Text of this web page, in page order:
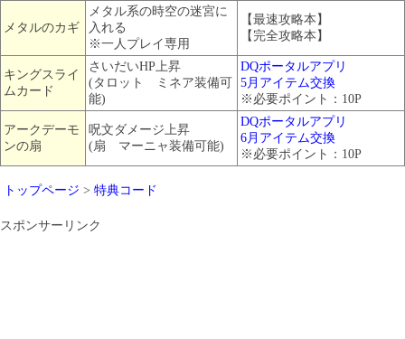
メタルのカギ
メタル系の時空の迷宮に
入れる
※一人プレイ専用
【最速攻略本】
【完全攻略本】
キングスライ
ムカード
さいだいHP上昇
(タロット ミネア装備可
能)
DQポータルアプリ
5月アイテム交換
※必要ポイント：10P
アークデーモ
ンの扇
呪文ダメージ上昇
(扇 マーニャ装備可能)
DQポータルアプリ
6月アイテム交換
※必要ポイント：10P
トップページ > 特典コード
スポンサーリンク